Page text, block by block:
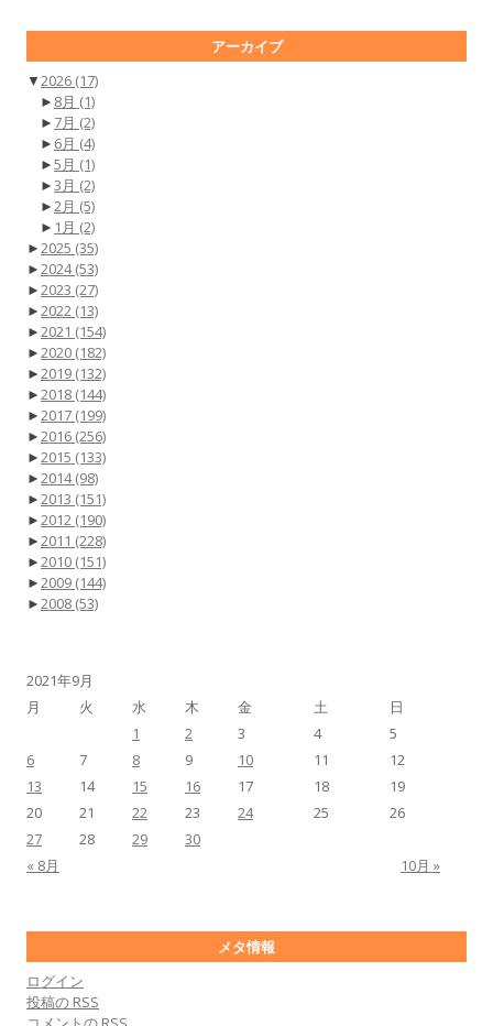
アーカイブ
▼2026 (17)
► 8月 (1)
► 7月 (2)
► 6月 (4)
►5月 (1)
►3月 (2)
►2月 (5)
► 1月 (2)
►2025 (35)
►2024(53)
►2023 (27)
►2022 (13)
►2021 (154)
►2020 (182)
►2019 (132)
►2018 (144)
►2017 (199)
►2016 (256)
►2015 (133)
►2014(98)
►2013 (151)
►2012 (190)
►2011 (228)
►2010 (151)
►2009 (144)
►2008 (53)
2021年9月
月
火 水 木 金 土 日
« 8月 10月 »
1 2 3 4
5
6
7 8 9 10 11
12
13
14 15 16 17 18
19
20
21 22 23 24 25
26
27
28 29 30
メタ情報
ログイン
投稿の RSS